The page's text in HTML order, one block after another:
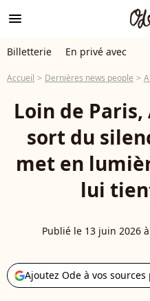
menu
Billetterie En privé avec
Accueil Dernières news people
Loin de
sort du
met en
lui
Publié le 13 juin 2026
Ajoutez Ode à vos sources